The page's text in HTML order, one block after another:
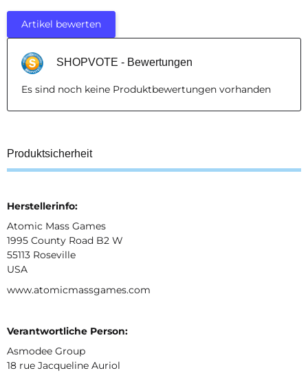
Artikel bewerten
SHOPVOTE - Bewertungen
Es sind noch keine Produktbewertungen vorhanden
Produktsicherheit
Herstellerinfo:
Atomic Mass Games
1995 County Road B2 W
55113 Roseville
USA
www.atomicmassgames.com
Verantwortliche Person:
Asmodee Group
18 rue Jacqueline Auriol